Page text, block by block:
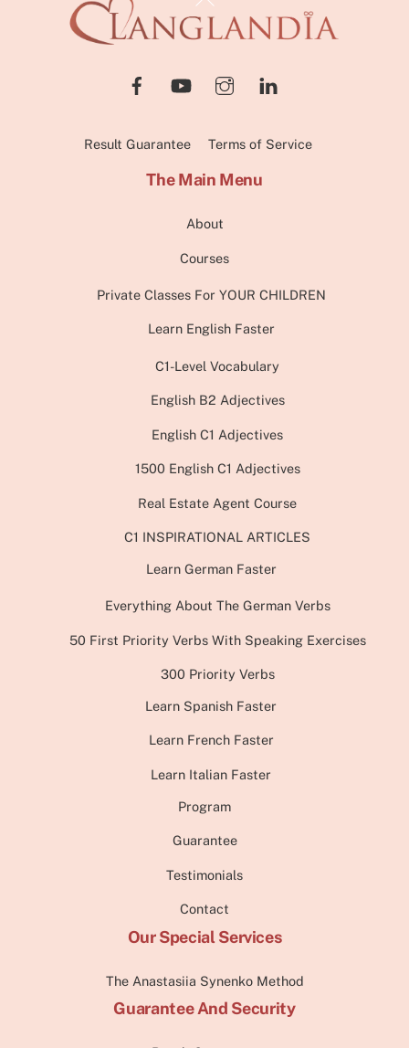
To
Result Guarantee Terms of Service
The Main Menu
About
Courses
Private Classes For YOUR CHILDREN
Learn English Faster
C1-Level Vocabulary
English B2 Adjectives
English C1 Adjectives
1500 English C1 Adjectives
Real Estate Agent Course
C1 INSPIRATIONAL ARTICLES
Learn German Faster
Everything About The German Verbs
50 First Priority Verbs With Speaking Exercises
300 Priority Verbs
Learn Spanish Faster
Learn French Faster
Learn Italian Faster
Program
Guarantee
Testimonials
Contact
Our Special Services
The Anastasiia Synenko Method
Guarantee And Security